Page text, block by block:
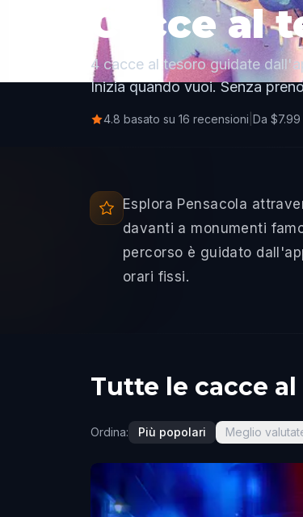
Cacce al
4 cacce al tesoro guidate
Inizia quando vuoi. Senza
4.8 basato su 16 recensioni Da
Esplora Pensacola
davanti a monumenti
percorso è guidato
orari fissi.
Tutte le cacce
Ordina: Più popolari Meglio